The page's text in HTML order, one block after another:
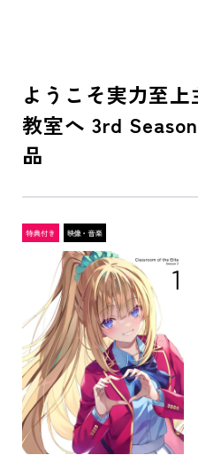
ようこそ実力至上
教室へ 3rd
品